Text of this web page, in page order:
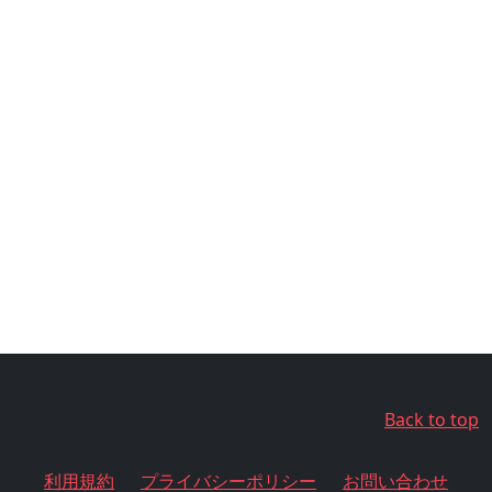
Back to top
利用規約 プライバシーポリシー お問い合わせ